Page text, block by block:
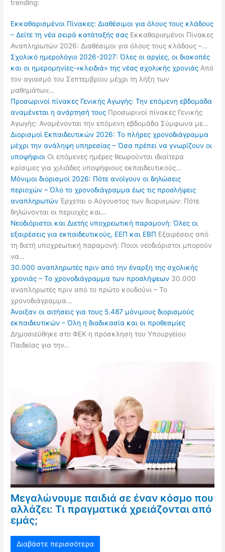
trending:
Εκκαθαρισμένοι Πίνακες: Διαθέσιμοι για όλους τους κλάδους
– Δείτε τη νέα σειρά κατάταξής σας Εκκαθαρισμένοι Πίνακες
Αναπληρωτών 2026: Διαθέσιμοι για όλους τους κλάδους –…
Σχολικό ημερολόγιο 2026-2027: Όλες οι αργίες, οι διακοπές
και οι ημερομηνίες-«κλειδιά» της νέας σχολικής χρονιάς Από
τον αγιασμό του Σεπτεμβρίου μέχρι τη λήξη των
μαθημάτων…
Προσωρινοί πίνακες Γενικής Αγωγής: Την επόμενη εβδομάδα
αναμένεται η ανάρτησή τους Προσωρινοί πίνακες Γενικής
Αγωγής: Αναμένονται την επόμενη εβδομάδα Σύμφωνα με…
Διορισμοί Εκπαιδευτικών 2026: Το πλήρες χρονοδιάγραμμα
μέχρι την ανάληψη υπηρεσίας – Όσα πρέπει να γνωρίζουν οι
υποψήφιοι Οι επόμενες ημέρες θεωρούνται ιδιαίτερα
κρίσιμες για χιλιάδες υποψήφιους εκπαιδευτικούς…
Μόνιμοι διορισμοί 2026: Πότε ανοίγουν οι δηλώσεις
περιοχών – Όλο το χρονοδιάγραμμα έως τις προσλήψεις
αναπληρωτών Έρχεται ο Αύγουστος των διορισμών: Πότε
δηλώνονται οι περιοχές και…
Νεοδιόριστοι και Διετής υποχρεωτική παραμονή: Όλες οι
εξαιρέσεις για εκπαιδευτικούς, ΕΕΠ και ΕΒΠ Εξαιρέσεις από
τη διετή υποχρεωτική παραμονή: Ποιοι νεοδιόριστοι μπορούν
να…
30.000 αναπληρωτές πριν από την έναρξη της σχολικής
χρονιάς – Το χρονοδιάγραμμα των προσλήψεων 30.000
αναπληρωτές πριν από το πρώτο κουδούνι – Το
χρονοδιάγραμμα…
Άνοιξαν οι αιτήσεις για τους 5.487 μόνιμους διορισμούς
εκπαιδευτικών – Όλη η διαδικασία και οι προθεσμίες
Δημοσιεύθηκε στο ΦΕΚ η πρόσκληση του Υπουργείου
Παιδείας για την…
Μεγαλώνουμε παιδιά σε έναν κόσμο που
αλλάζει: Τι πραγματικά χρειάζονται από
εμάς;
Διαβάστε περισσότερα